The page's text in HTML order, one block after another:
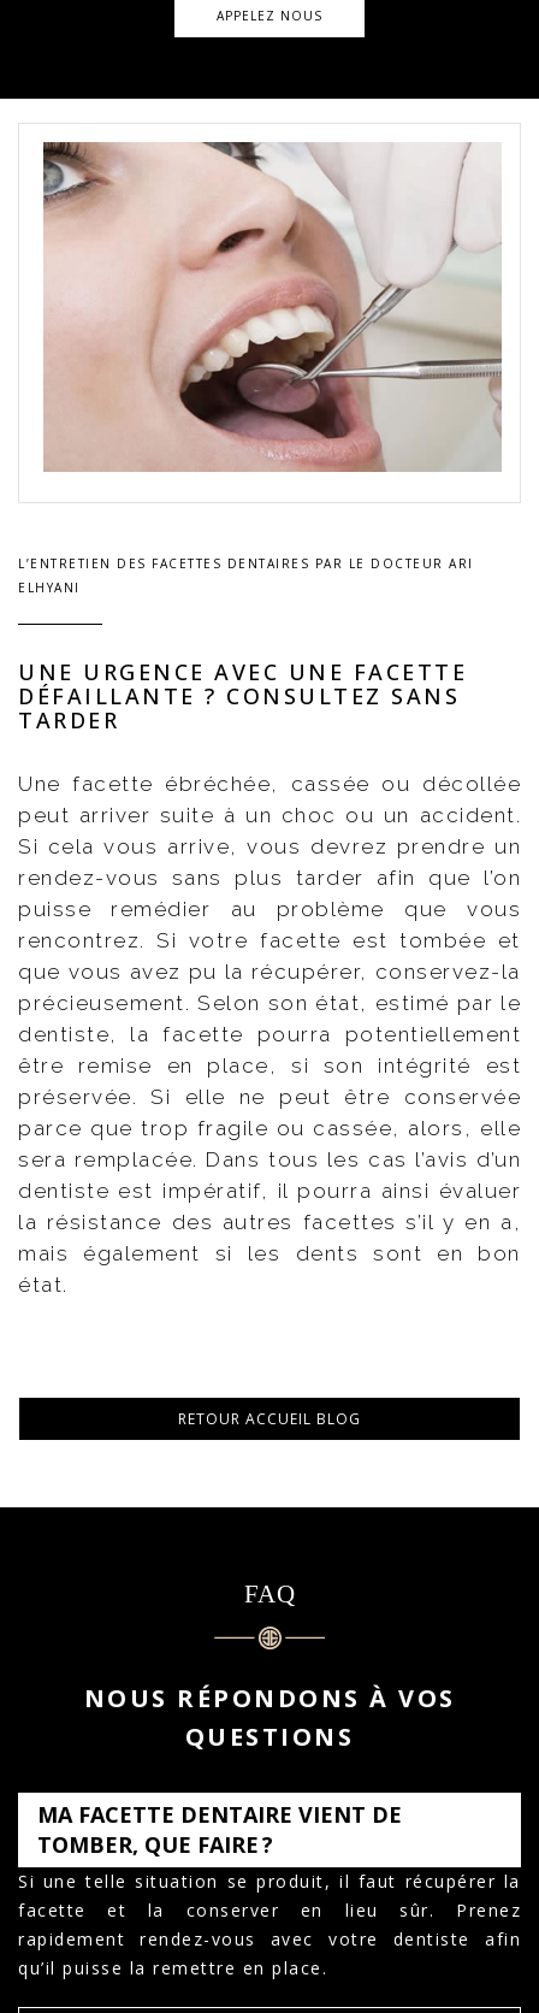
APPELEZ NOUS
L’ENTRETIEN DES FACETTES DENTAIRES PAR LE DOCTEUR ARI
ELHYANI
UNE URGENCE AVEC UNE FACETTE
DÉFAILLANTE ? CONSULTEZ SANS
TARDER
Une facette ébréchée, cassée ou décollée
peut arriver suite à un choc ou un accident.
Si cela vous arrive, vous devrez prendre un
rendez-vous sans plus tarder afin que l’on
puisse remédier au problème que vous
rencontrez. Si votre facette est tombée et
que vous avez pu la récupérer, conservez-la
précieusement. Selon son état, estimé par le
dentiste, la facette pourra potentiellement
être remise en place, si son intégrité est
préservée. Si elle ne peut être conservée
parce que trop fragile ou cassée, alors, elle
sera remplacée. Dans tous les cas l’avis d’un
dentiste est impératif, il pourra ainsi évaluer
la résistance des autres facettes s’il y en a,
mais également si les dents sont en bon
état.
RETOUR ACCUEIL BLOG
FAQ
NOUS RÉPONDONS À VOS
QUESTIONS
MA FACETTE DENTAIRE VIENT DE
TOMBER, QUE FAIRE ?
Si une telle situation se produit, il faut récupérer la
facette et la conserver en lieu sûr. Prenez
rapidement rendez-vous avec votre dentiste afin
qu’il puisse la remettre en place.